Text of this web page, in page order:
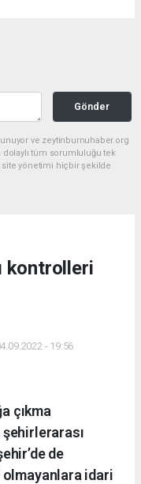
Gönder
ve zeytinburnuhaber.org
dolaylı tüm sorumluluğu tek
site yönetimi hiçbir şekilde
kontrolleri
- 19:56
çıkma
şehirlerarası
de
olmayanlara idari